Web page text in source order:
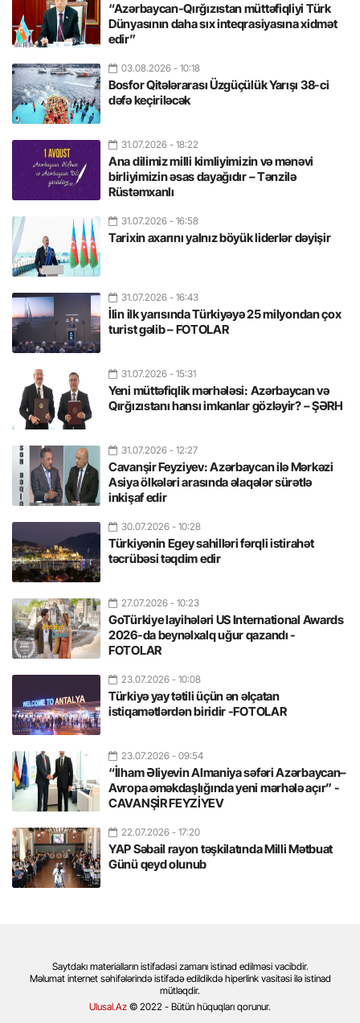
“Azərbaycan-Qırğızıstan müttəfiqliyi Türk
Dünyasının daha sıx inteqrasiyasına xidmət
edir”
03.08.2026 - 10:18
Bosfor Qitələrarası Üzgüçülük Yarışı 38-ci
dəfə keçiriləcək
31.07.2026 - 18:22
Ana dilimiz milli kimliyimizin və mənəvi
birliyimizin əsas dayağıdır – Tənzilə
Rüstəmxanlı
31.07.2026 - 16:58
Tarixin axarını yalnız böyük liderlər dəyişir
31.07.2026 - 16:43
İlin ilk yarısında Türkiyəyə 25 milyondan çox
turist gəlib – FOTOLAR
31.07.2026 - 15:31
Yeni müttəfiqlik mərhələsi: Azərbaycan və
Qırğızıstanı hansı imkanlar gözləyir? – ŞƏRH
31.07.2026 - 12:27
Cavanşir Feyziyev: Azərbaycan ilə Mərkəzi
Asiya ölkələri arasında əlaqələr sürətlə
inkişaf edir
30.07.2026 - 10:28
Türkiyənin Egey sahilləri fərqli istirahət
təcrübəsi təqdim edir
27.07.2026 - 10:23
GoTürkiye layihələri US International Awards
2026-da beynəlxalq uğur qazandı -
FOTOLAR
23.07.2026 - 10:08
Türkiyə yay tətili üçün ən əlçatan
istiqamətlərdən biridir -FOTOLAR
23.07.2026 - 09:54
“İlham Əliyevin Almaniya səfəri Azərbaycan–
Avropa əməkdaşlığında yeni mərhələ açır” -
CAVANŞİR FEYZİYEV
22.07.2026 - 17:20
YAP Səbail rayon təşkilatında Milli Mətbuat
Günü qeyd olunub
Saytdakı materialların istifadəsi zamanı istinad edilməsi vacibdir.
Məlumat internet səhifələrində istifadə edildikdə hiperlink vasitəsi ilə istinad
mütləqdir.
Ulusal.Az © 2022 - Bütün hüquqları qorunur.